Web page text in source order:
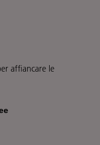
affiancare le